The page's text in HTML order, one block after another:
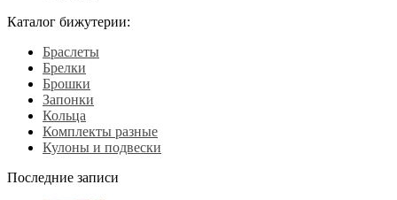
Каталог бижутерии:
Браслеты
Брелки
Брошки
Запонки
Кольца
Комплекты разные
Кулоны и подвески
Последние записи